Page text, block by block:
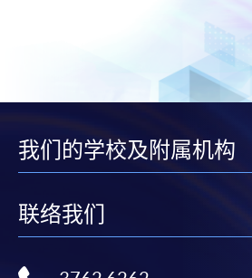
我们的学校及附属机构
联络我们